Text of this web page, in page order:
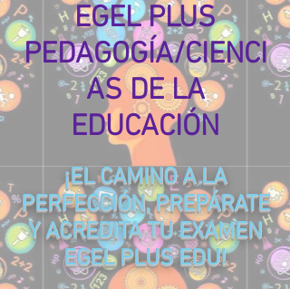
EGEL PLUS
PEDAGOGÍA/CIENCI
AS DE LA
EDUCACIÓN
¡EL CAMINO A LA
PERFECCIÓN, PREPÁRATE
Y ACREDITA TU EXAMEN
EGEL PLUS EDU!